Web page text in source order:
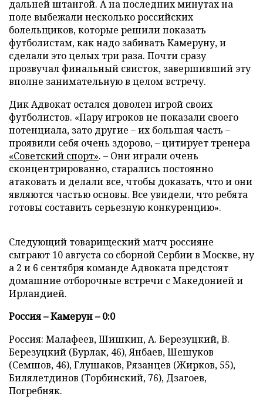
дальней штангой. А на последних минутах на
поле выбежали несколько российских
болельщиков, которые решили показать
футболистам, как надо забивать Камеруну, и
сделали это целых три раза. Почти сразу
прозвучал финальный свисток, завершивший эту
вполне занимательную в целом встречу.
Дик Адвокат остался доволен игрой своих
футболистов. «Пару игроков не показали своего
потенциала, зато другие – их большая часть –
проявили себя очень здорово,–цитирует тренера
«Советский спорт». – Они играли очень
сконцентрированно, старались постоянно
атаковать и делали все, чтобы доказать, что и они
являются частью основы. Все увидели, что ребята
готовы составить серьезную конкуренцию».
Следующий товарищеский матч россияне
сыграют 10 августа со сборной Сербии в Москве, ну
а 2 и 6 сентября команде Адвоката предстоят
домашние отборочные встречи с Македонией и
Ирландией.
Россия – Камерун – 0:0
Россия: Малафеев, Шишкин, А. Березуцкий, В.
Березуцкий (Бурлак, 46), Янбаев, Шешуков
(Семшов, 46), Глушаков, Рязанцев (Жирков, 55),
Билялетдинов (Торбинский, 76), Дзагоев,
Погребняк.